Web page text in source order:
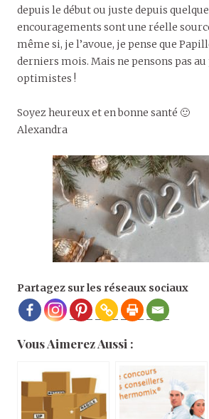
depuis le début ou juste depuis
encouragements sont une réelle
même si, je l’avoue, je pense que
derniers mois. Mais ne pensons pas
optimistes !
Soyez heureux et en bonne santé 🙂
Alexandra
Partagez sur les réseaux sociaux
Vous Aimerez Aussi :